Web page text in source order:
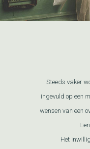
Steeds vaker
ingevuld op een
wensen van een
Het